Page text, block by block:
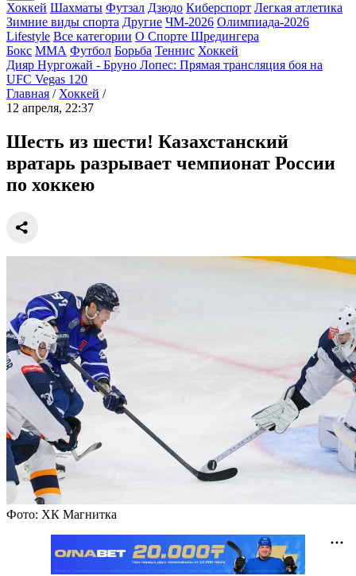
Хоккей Шахматы Футзал Дзюдо Киберспорт Легкая атлетика
Зимние виды спорта Другие ЧМ-2026 Олимпиада-2026
Lifestyle Все категории О Спорте Шредингера
Бокс ММА Футбол Борьба Теннис Хоккей
Дияр Нургожай - Бруно Лопес: Прямая трансляция боя на
UFC Vegas 120
Главная / Хоккей /
12 апреля, 22:37
Шесть из шести! Казахстанский
вратарь разрывает чемпионат России
по хоккею
Фото: ХК Магнитка